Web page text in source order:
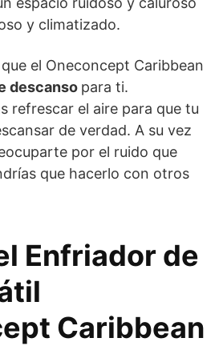
y climatizado.
el Oneconcept Caribbean
descanso para ti.
refrescar el aire para que tu
de verdad. A su vez
por el ruido que
que hacerlo con otros
Enfriador de
Caribbean